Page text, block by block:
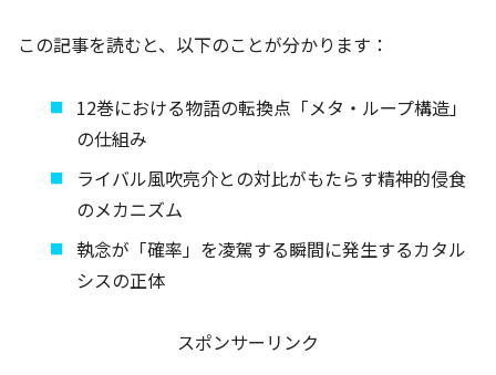
この記事を読むと、以下のことが分かります：
12巻における物語の転換点「メタ・ループ構造」
の仕組み
ライバル風吹亮介との対比がもたらす精神的侵食
のメカニズム
執念が「確率」を凌駕する瞬間に発生するカタル
シスの正体
スポンサーリンク